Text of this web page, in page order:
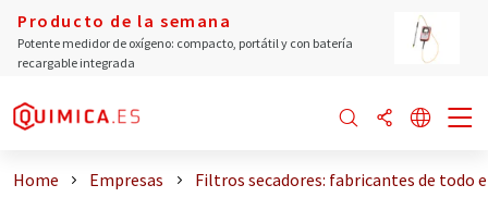
Producto de la semana
Potente medidor de oxígeno: compacto, portátil y con batería
recargable integrada
Home Empresas Filtros secadores: fabricantes de todo